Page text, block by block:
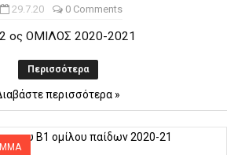
29.7.20 0 Comments
ΟΜΙΛΟΣ 2020-2021
Περισσότερα
περισσότερα »